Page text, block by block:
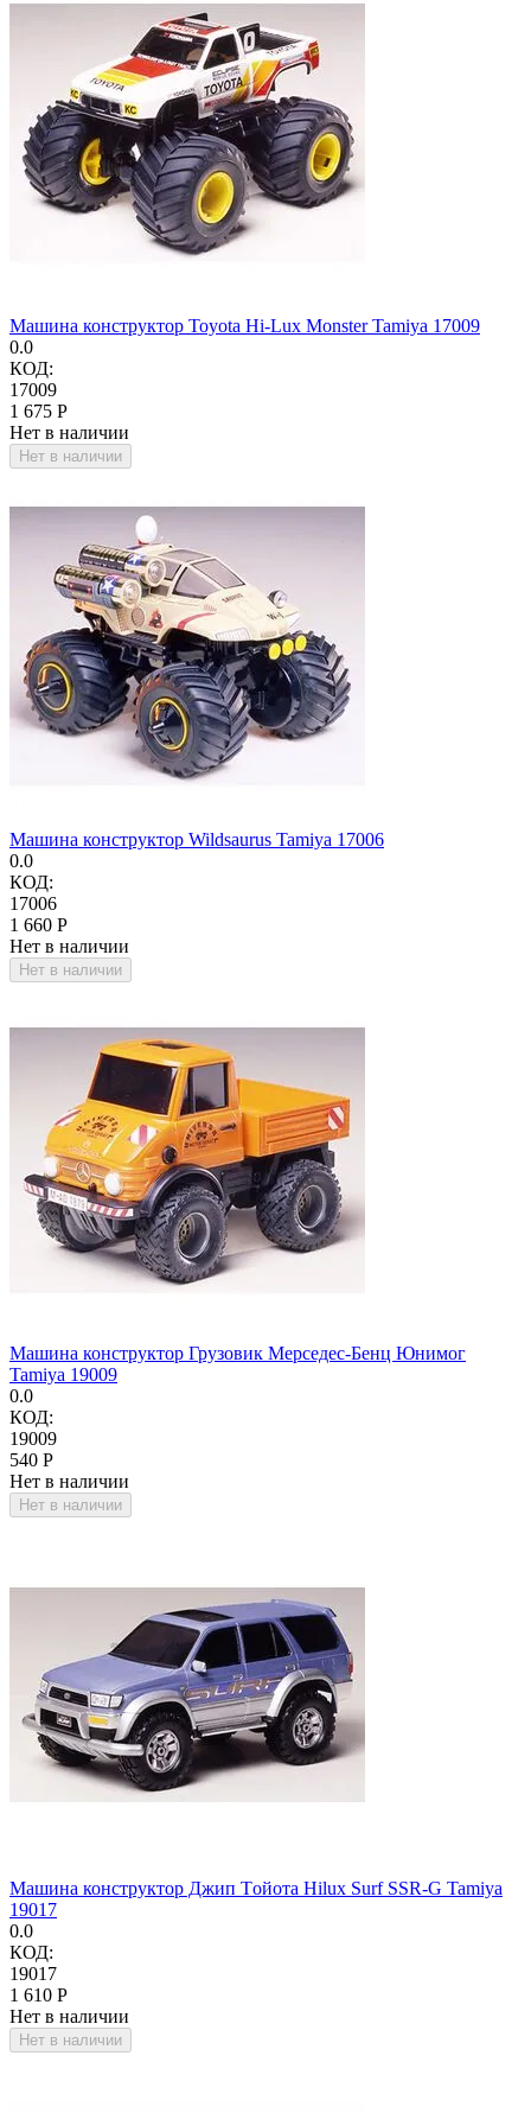
Машина конструктор Toyota Hi-Lux Monster Tamiya 17009
0.0
КОД:
17009
1 675 Р
Нет в наличии
Нет в наличии
Машина конструктор Wildsaurus Tamiya 17006
0.0
КОД:
17006
1 660 Р
Нет в наличии
Нет в наличии
Машина конструктор Грузовик Мерседес-Бенц Юнимог
Tamiya 19009
0.0
КОД:
19009
‍540‍ Р
Нет в наличии
Нет в наличии
Машина конструктор Джип Tойота Hilux Surf SSR-G Tamiya
19017
0.0
КОД:
19017
1 610 Р
Нет в наличии
Нет в наличии